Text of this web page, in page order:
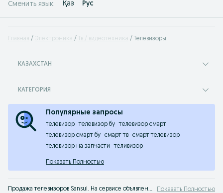
Сменить язык: Қаз Рус
Главная Электроника Тв / видеотехника Телевизоры
КАЗАХСТАН
КАТЕГОРИЯ
Популярные запросы
телевизор телевизор бу
телевизор смарт
телевизор смарт бу
смарт тв
смарт телевизор
телевизор на запчасти
теливизор
Показать Полностью
Продажа телевизоров Sansui. На сервисе объявлений OLX Казахстан легко и быстро можно купить телевизор Sansui б/у. Покупай лучшие телевизоры на OLX! Показать Полностью